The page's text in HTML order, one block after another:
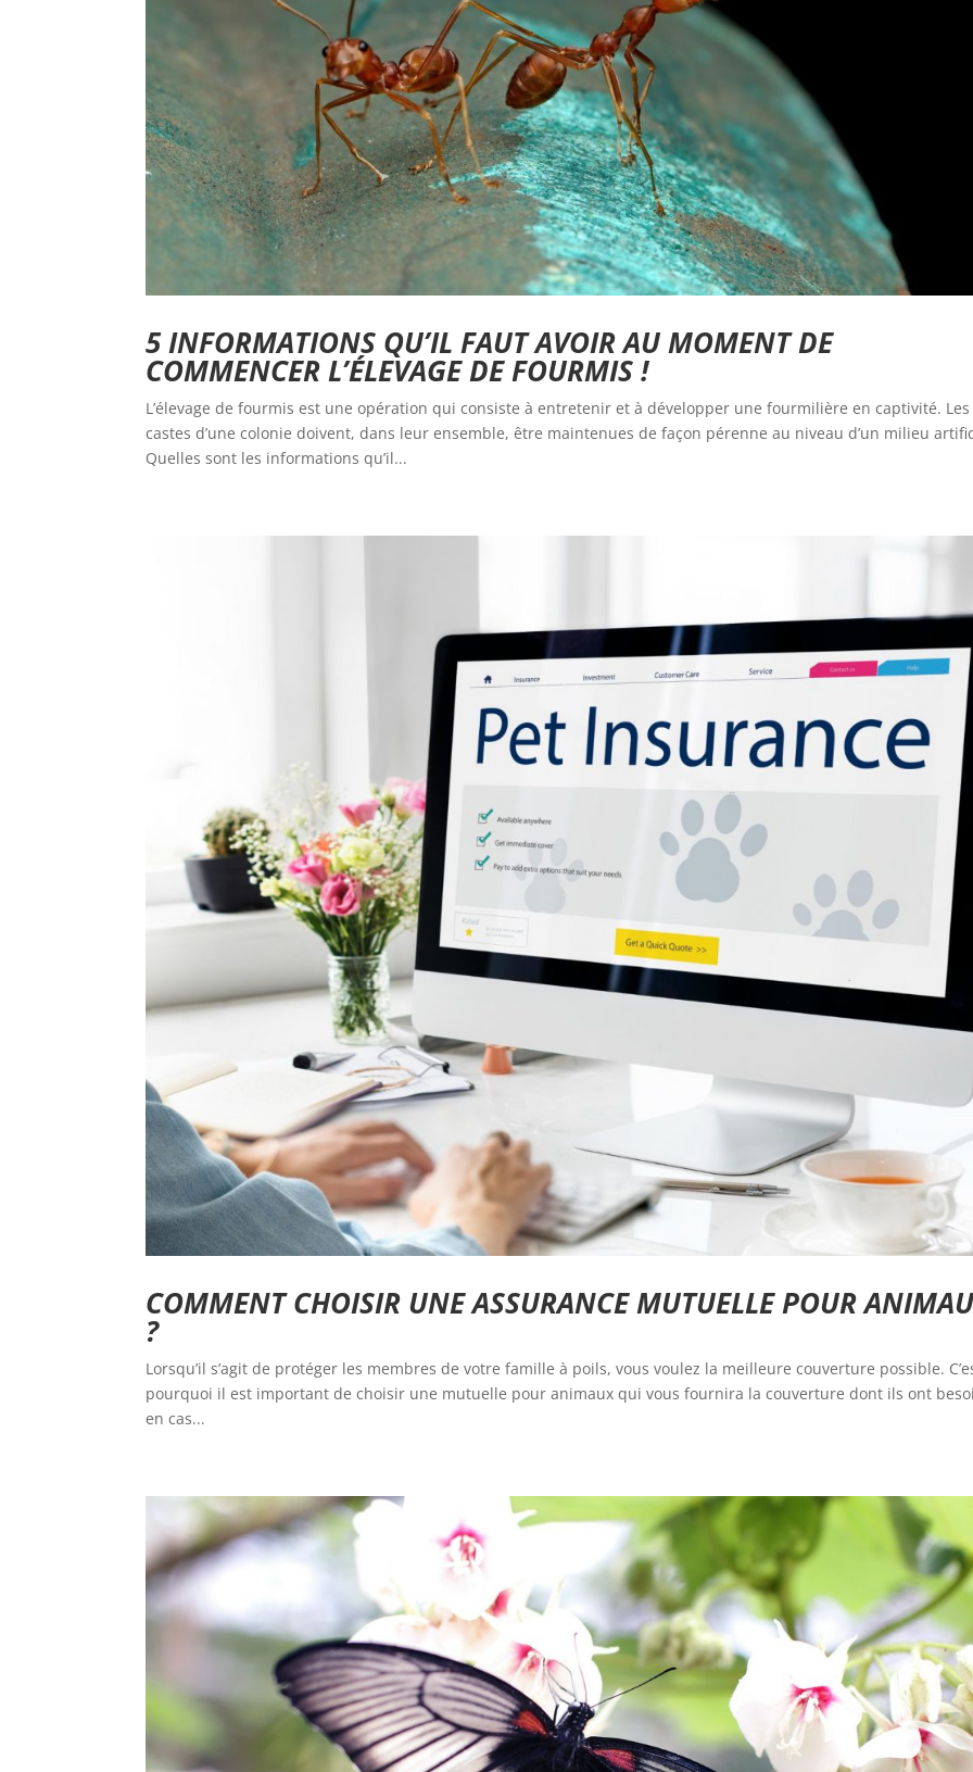
5 INFORMATIONS QU’IL FAUT AVOIR AU MOMENT DE
COMMENCER L’ÉLEVAGE DE FOURMIS !
L’élevage de fourmis est une opération qui consiste à entretenir et à développer une fourmilière en captivité. Les
castes d’une colonie doivent, dans leur ensemble, être maintenues de façon pérenne au niveau d’un milieu
Quelles sont les informations qu’il...
COMMENT CHOISIR UNE ASSURANCE MUTUELLE POUR
?
Lorsqu’il s’agit de protéger les membres de votre famille à poils, vous voulez la meilleure couverture possible.
pourquoi il est important de choisir une mutuelle pour animaux qui vous fournira la couverture dont ils ont
en cas...